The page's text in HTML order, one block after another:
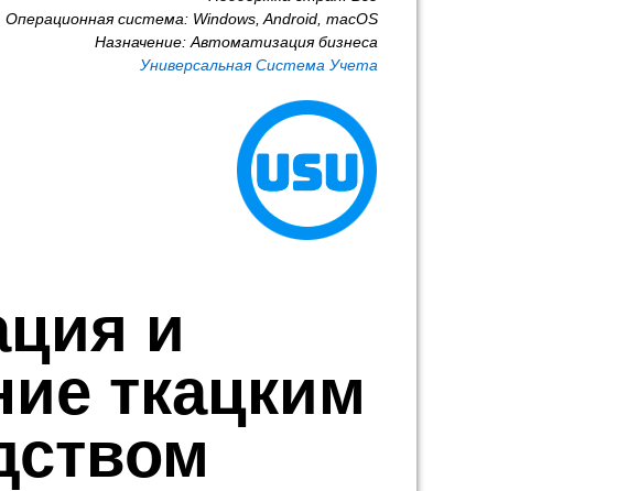
Операционная система: Windows, Android, macOS
Назначение: Автоматизация бизнеса
Универсальная Система Учета
и
ткацким